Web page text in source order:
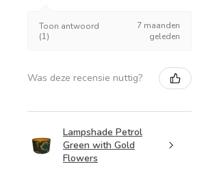
Toon antwoord
(1)
7 maanden
geleden
Was deze recensie nuttig?
Lampshade Petrol
Green with Gold
Flowers